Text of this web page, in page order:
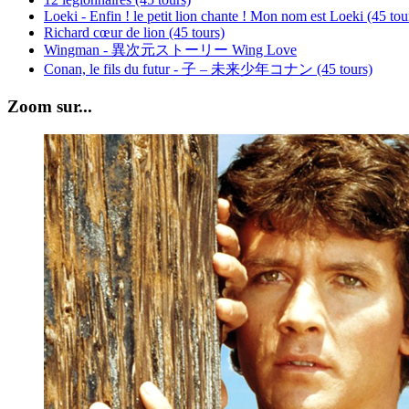
Loeki - Enfin ! le petit lion chante ! Mon nom est Loeki (45
Richard cœur de lion (45 tours)
Wingman - 異次元ストーリー Wing Love
Conan, le fils du futur - 子 – 未来少年コナン (45 tours)
Zoom sur...